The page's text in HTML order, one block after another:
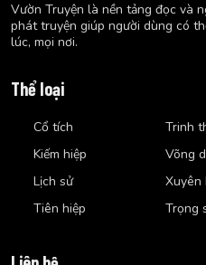
Vườn Truyện là nền tảng đọc và
phát truyện giúp người dùng có
lúc, mọi nơi.
Thể loại
Cổ tích
Kiếm hiệp
Lịch sử
Tiên hiệp
Trinh
Võng
Xuyên
Trọng